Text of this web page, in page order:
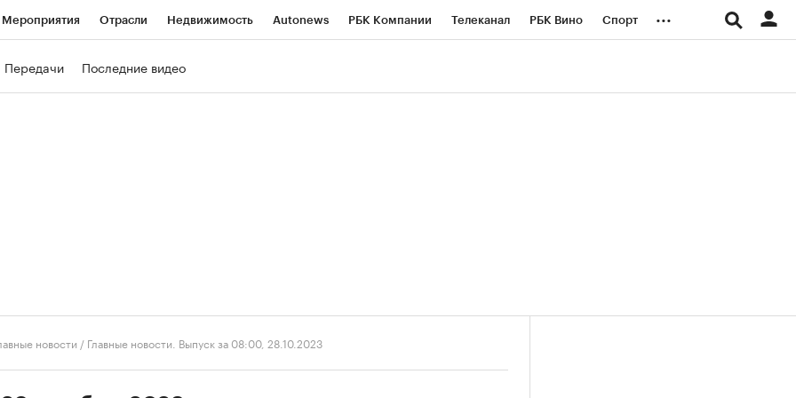
Мероприятия Отрасли Недвижимость Autonews РБК Компании Телеканал РБК Вино Спорт ...
Передачи Последние видео
новости / Главные новости. Выпуск за 08:00, 28.10.2023